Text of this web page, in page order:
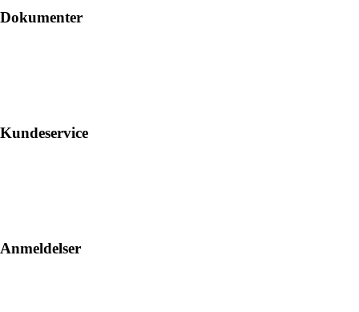
Dokumenter
Kundeservice
Anmeldelser